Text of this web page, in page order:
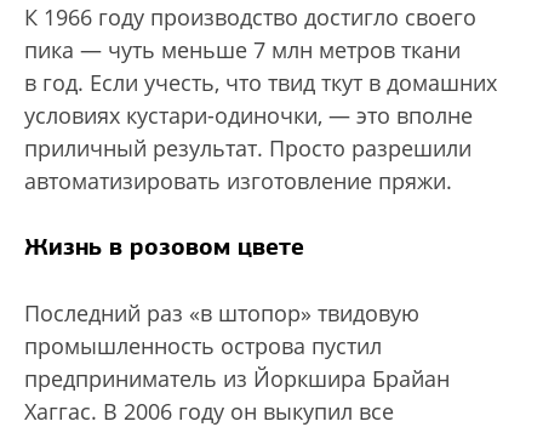
К 1966 году производство достигло своего
пика — чуть меньше 7 млн метров ткани
в год. Если учесть, что твид ткут в домашних
условиях кустари-одиночки, — это вполне
приличный результат. Просто разрешили
автоматизировать изготовление пряжи.
Жизнь в розовом цвете
Последний раз «в штопор» твидовую
промышленность острова пустил
предприниматель из Йоркшира Брайан
Хаггас. В 2006 году он выкупил все